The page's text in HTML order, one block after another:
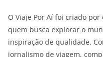
O Viaje Por Aí foi criado
quem busca explorar o
inspiração de qualidade.
jornalismo de viagem,